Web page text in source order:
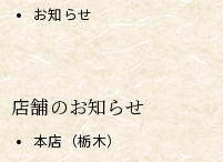
お知らせ
店舗のお知らせ
本店（栃木）